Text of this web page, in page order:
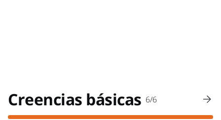
Creencias básicas 6/6